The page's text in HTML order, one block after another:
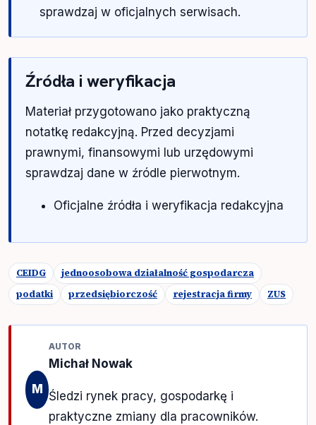
sprawdzaj w oficjalnych serwisach.
Źródła i weryfikacja
Materiał przygotowano jako praktyczną
notatkę redakcyjną. Przed decyzjami
prawnymi, finansowymi lub urzędowymi
sprawdzaj dane w źródle pierwotnym.
Oficjalne źródła i weryfikacja redakcyjna
CEIDG
jednoosobowa działalność gospodarcza
podatki
przedsiębiorczość rejestracja firmy ZUS
M
AUTOR
Michał Nowak
Śledzi rynek pracy, gospodarkę i
praktyczne zmiany dla pracowników.